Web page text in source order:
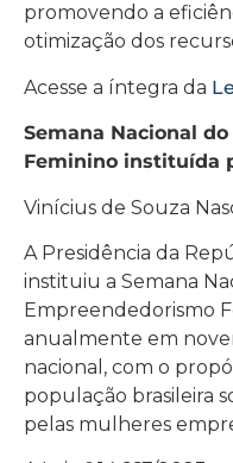
promovendo a
otimização dos
Acesse a íntegra da
Semana Nacional
Feminino instituída
Vinícius de Souza
A Presidência da
instituiu a Semana
Empreendedorismo
anualmente em
nacional, com o
população brasileira
pelas mulheres